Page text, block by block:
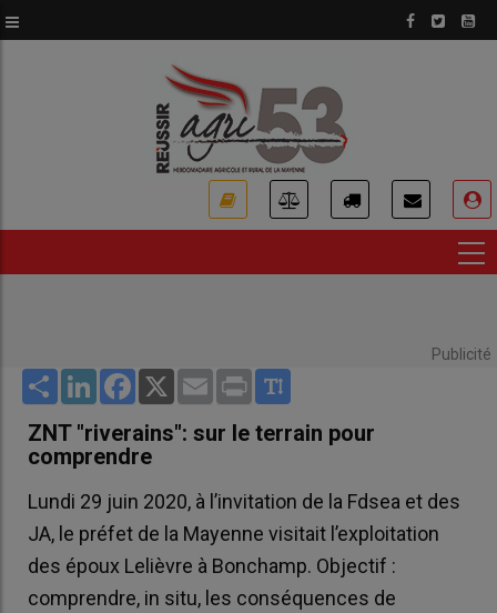
au
Publicité
Share LinkedInFacebook
X Email Print
ZNT "riverains": sur le terrain pour
comprendre
Lundi 29 juin 2020, à l’invitation de la Fdsea et des
JA, le préfet de la Mayenne visitait l’exploitation
des époux Lelièvre à Bonchamp. Objectif :
comprendre, in situ, les conséquences de